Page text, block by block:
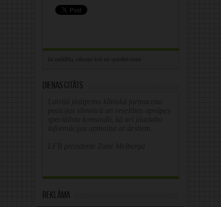
Dienas citāts
Reklāma